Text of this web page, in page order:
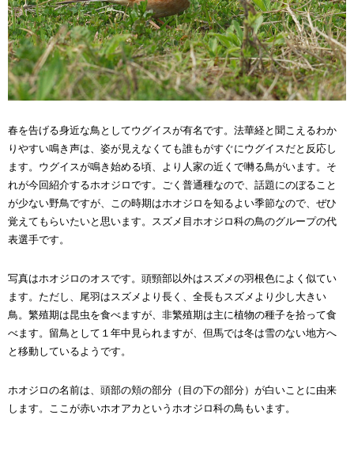
春を告げる身近な鳥としてウグイスが有名です。法華経と聞こえるわか
りやすい鳴き声は、姿が見えなくても誰もがすぐにウグイスだと反応し
ます。ウグイスが鳴き始める頃、より人家の近くで囀る鳥がいます。そ
れが今回紹介するホオジロです。ごく普通種なので、話題にのぼること
が少ない野鳥ですが、この時期はホオジロを知るよい季節なので、ぜひ
覚えてもらいたいと思います。スズメ目ホオジロ科の鳥のグループの代
表選手です。
写真はホオジロのオスです。頭頸部以外はスズメの羽根色によく似てい
ます。ただし、尾羽はスズメより長く、全長もスズメより少し大きい
鳥。繁殖期は昆虫を食べますが、非繁殖期は主に植物の種子を拾って食
べます。留鳥として１年中見られますが、但馬では冬は雪のない地方へ
と移動しているようです。
ホオジロの名前は、頭部の頬の部分（目の下の部分）が白いことに由来
します。ここが赤いホオアカというホオジロ科の鳥もいます。